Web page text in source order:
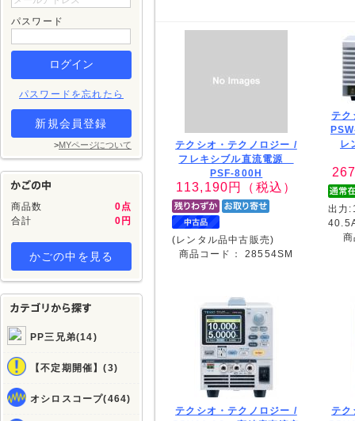
パスワード
パスワードを忘れたら
新規会員登録
>MYページについて
商品数
0点
合計
0円
かごの中を見る
PP三兄弟(14)
【不定期開催】(3)
オシロスコープ(464)
テクシオ・テクノロジー /
フレキシブル直流電源
PSF-800H
113,190円（税込）
(レンタル品中古販売)
商品コード： 28554SM
テク
レ
出力
テクシオ・テクノロジー /
テク